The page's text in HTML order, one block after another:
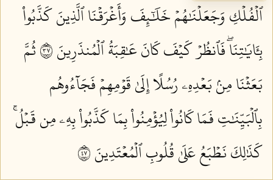
ٱلۡفُلۡكِ وَجَعَلۡنَٰهُمۡ خَلَٰٓئِفَ وَأَغۡرَقۡنَا ٱلَّذِينَ كَذَّبُواْ
بِـَٔايَٰتِنَاۖ فَٱنظُرۡ كَيۡفَ كَانَ عَٰقِبَةُ ٱلۡمُنذَرِينَ ٧٣
ثُمَّ
بَعَثۡنَا مِنۢ بَعۡدِهِۦ رُسُلًا إِلَىٰ قَوۡمِهِمۡ فَجَآءُوهُم
بِٱلۡبَيِّنَٰتِ فَمَا كَانُواْ لِيُؤۡمِنُواْ بِمَا كَذَّبُواْ بِهِۦ مِن قَبۡلُۚ
كَذَٰلِكَ نَطۡبَعُ عَلَىٰ قُلُوبِ ٱلۡمُعۡتَدِينَ ٧٤